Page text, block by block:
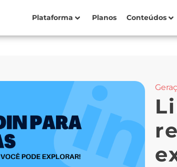
Plataforma Planos Conteúdos